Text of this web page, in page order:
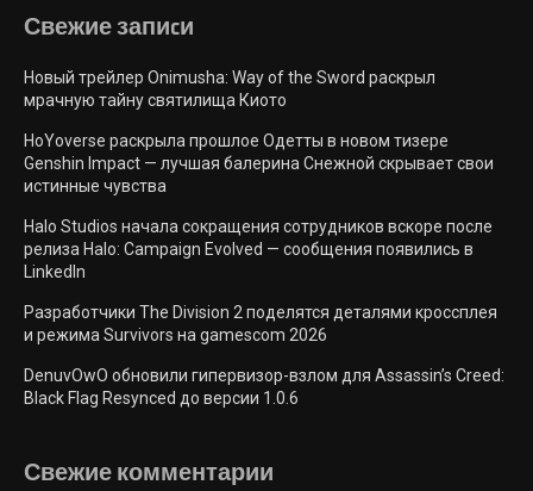
Свежие запиcи
Новый трейлер Onimusha: Way of the Sword раскрыл
мрачную тайну святилища Киото
HoYoverse раскрыла прошлое Одетты в новом тизере
Genshin Impact — лучшая балерина Снежной скрывает свои
истинные чувства
Halo Studios начала сокращения сотрудников вскоре после
релиза Halo: Campaign Evolved — сообщения появились в
LinkedIn
Разработчики The Division 2 поделятся деталями кроссплея
и режима Survivors на gamescom 2026
DenuvOwO обновили гипервизор-взлом для Assassin’s Creed:
Black Flag Resynced до версии 1.0.6
Свежие комментарии